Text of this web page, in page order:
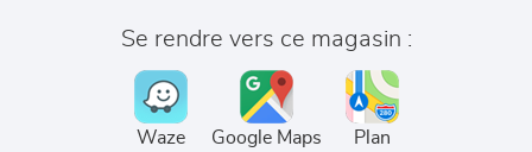
Se rendre vers ce magasin :
Waze Google Maps Plan